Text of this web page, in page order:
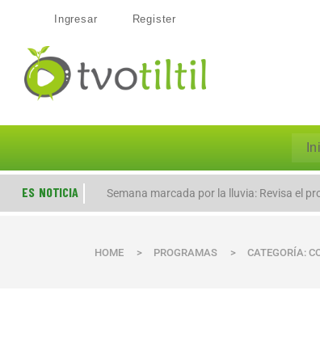
Ingresar Register
ES NOTICIA Semana marcada por la lluvia: Revisa el
HOME > PROGRAMAS > CATEGORÍA: